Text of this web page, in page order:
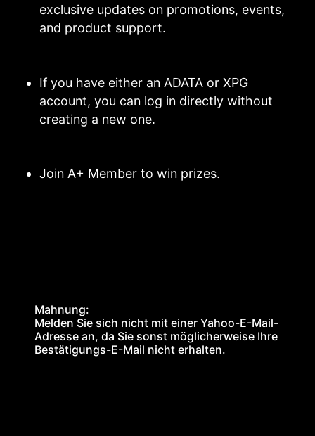
exclusive updates on promotions, events,
and product support.
If you have either an ADATA or XPG
account, you can log in directly without
creating a new one.
Join A+ Memberto win prizes.
Mahnung:
Melden Sie sich nicht mit einer Yahoo-E-Mail-
Adresse an, da Sie sonst möglicherweise Ihre
Bestätigungs-E-Mail nicht erhalten.